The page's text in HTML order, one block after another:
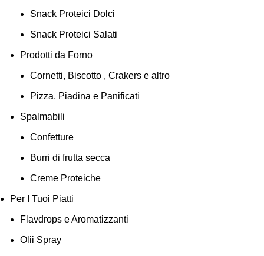
Snack Proteici Dolci
Snack Proteici Salati
Prodotti da Forno
Cornetti, Biscotto , Crakers e altro
Pizza, Piadina e Panificati
Spalmabili
Confetture
Burri di frutta secca
Creme Proteiche
Per I Tuoi Piatti
Flavdrops e Aromatizzanti
Olii Spray